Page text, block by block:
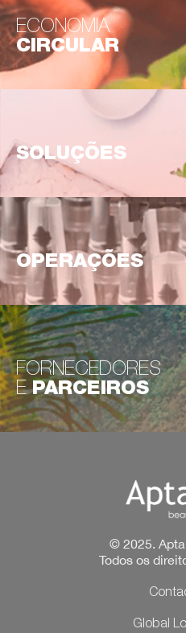
ECONOMIA
CIRCULAR
SOLUÇÕES
OPERAÇÕES
FORNECEDORES
EPARCEIROS
© 2025.
Todos os
Global